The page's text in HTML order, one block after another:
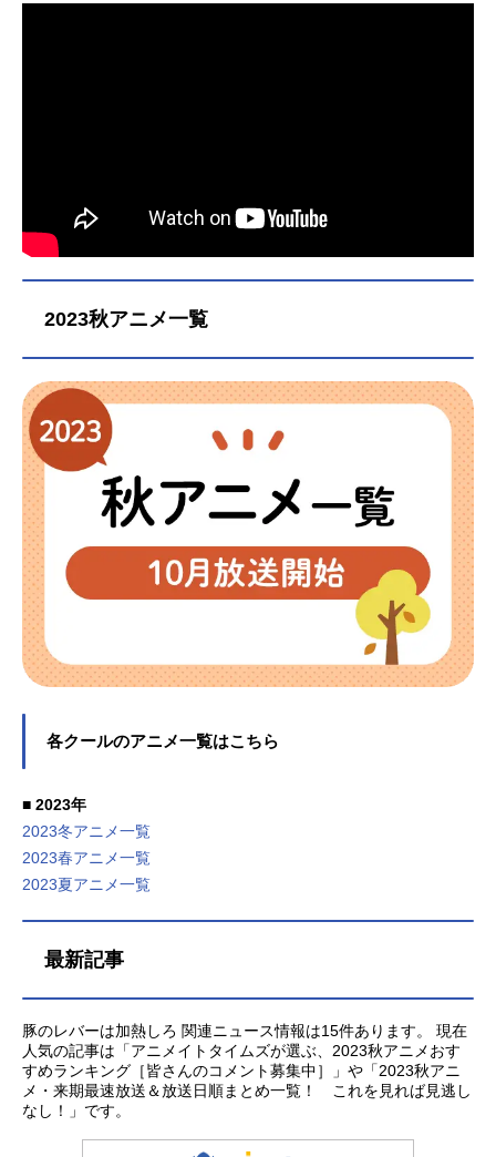
2023秋アニメ一覧
各クールのアニメ一覧はこちら
■ 2023年
2023冬アニメ一覧
2023春アニメ一覧
2023夏アニメ一覧
最新記事
豚のレバーは加熱しろ 関連ニュース情報は15件あります。 現在
人気の記事は「アニメイトタイムズが選ぶ、2023秋アニメおす
すめランキング［皆さんのコメント募集中］」や「2023秋アニ
メ・来期最速放送＆放送日順まとめ一覧！ これを見れば見逃し
なし！」です。